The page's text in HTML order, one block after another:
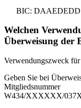
BIC: DAAEDEDD
Welchen
Überweisung der
Verwendungszweck
Geben Sie bei
W434/XXXXXX/